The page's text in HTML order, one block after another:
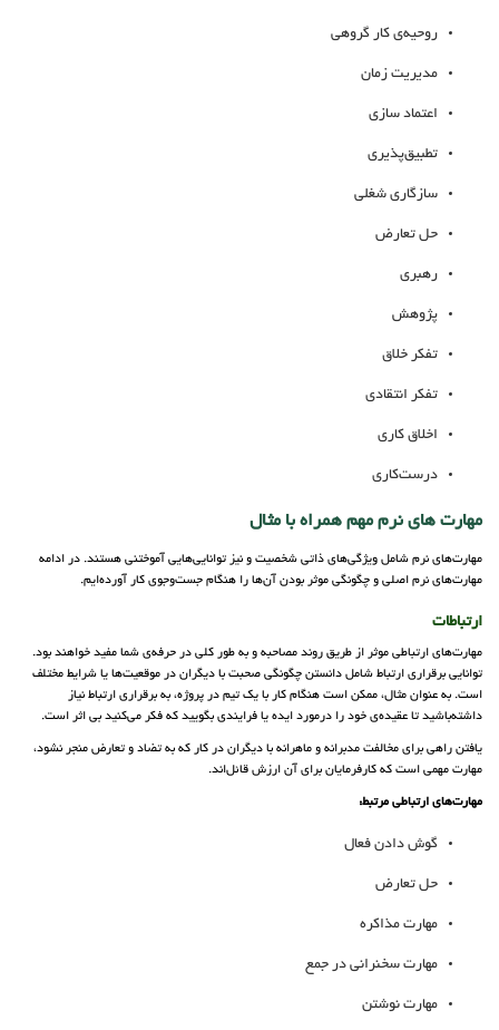
روحیه‌ی کار گروهی
مدیریت زمان
اعتماد سازی
تطبیق‌پذیری
سازگاری شغلی
حل تعارض
رهبری
پژوهش
تفکر خلاق
تفکر انتقادی
اخلاق کاری
درست‌کاری
مهارت های نرم مهم همراه با مثال‌
مهارت‌های نرم شامل ویژگی‌های ذاتی شخصیت و نیز توانایی‌هایی آموختنی هستند. در ادامه
مهارت‌های نرم اصلی و چگونگی موثر بودن آن‌ها را هنگام جست‌وجوی کار آورده‌ایم.
ارتباطات
مهارت‌های ارتباطی موثر از طریق روند مصاحبه و به طور کلی در حرفه‌ی شما مفید خواهند بود.
توانایی برقراری ارتباط شامل دانستن چگونگی صحبت با دیگران در موقعیت‌ها یا شرایط مختلف
است. به عنوان مثال، ممکن است هنگام کار با یک تیم در پروژه، به برقراری ارتباط نیاز
داشته‌باشید تا عقیده‌ی خود را درمورد ایده یا فرایندی بگویید که فکر می‌کنید بی‌ اثر است.
یافتن راهی برای مخالفت مدبرانه و ماهرانه با دیگران در کار که به تضاد و تعارض منجر نشود،
مهارت مهمی است که کارفرمایان برای آن ارزش قائل‌اند.
مهارت‌های ارتباطی مرتبط:
گوش دادن فعال
حل تعارض
مهارت مذاکره
مهارت سخنرانی در جمع
مهارت نوشتن